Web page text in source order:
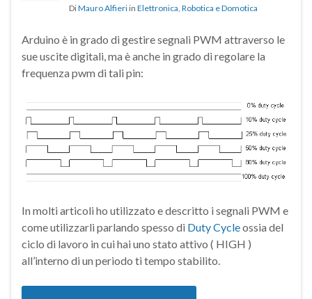
DiMauro Alfieri in Elettronica Robotica e Domotica
Arduino è in grado di gestire segnali PWM attraverso le
sue uscite digitali, ma è anche in grado di regolare la
frequenza pwm di tali pin:
In molti articoli ho utilizzato e descritto i segnali PWM e
come utilizzarli parlando spesso di Duty Cycleossia del
ciclo di lavoro in cui hai uno stato attivo ( HIGH )
all’interno di un periodo ti tempo stabilito.